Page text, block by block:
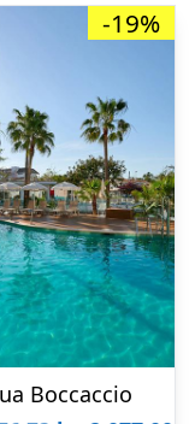
-19%
Boccaccio